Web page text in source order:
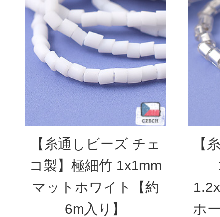
【糸通しビーズ チェ
コ製】極細竹 1x1mm
マットホワイト【約
6m入り】
【
ホ